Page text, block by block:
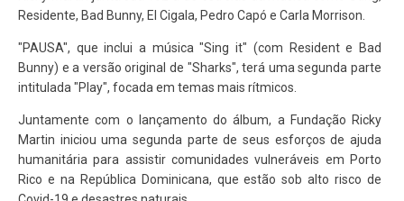
Residente, Bad Bunny, El Cigala, Pedro Capó e Carla Morrison.
"PAUSA", que inclui a música "Sing it" (com Resident e Bad
Bunny) e a versão original de "Sharks", terá uma segunda parte
intitulada "Play", focada em temas mais rítmicos.
Juntamente com o lançamento do álbum, a Fundação Ricky
Martin iniciou uma segunda parte de seus esforços de ajuda
humanitária para assistir comunidades vulneráveis em Porto
Rico e na República Dominicana, que estão sob alto risco de